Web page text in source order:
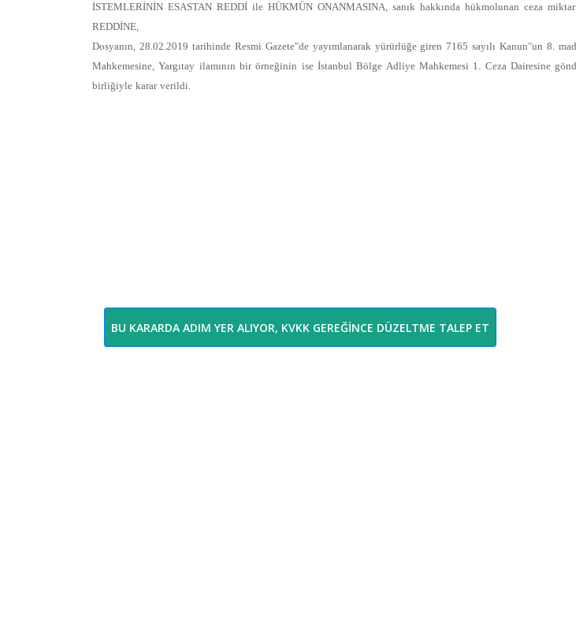
İSTEMLERİNİN ESASTAN REDDİ ile HÜKMÜN ONANMASINA, sanık hakkında hükmolunan ceza
REDDİNE,
Dosyanın, 28.02.2019 tarihinde Resmi Gazete"de yayımlanarak yürürlüğe giren 7165 sayılı Kanun"un 8.
Mahkemesine, Yargıtay ilamının bir örneğinin ise İstanbul Bölge Adliye Mahkemesi 1. Ceza Dairesine
birliğiyle karar verildi.
BU KARARDA ADIM YER ALIYOR, KVKK GEREĞİNCE DÜZELTME TALEP ET